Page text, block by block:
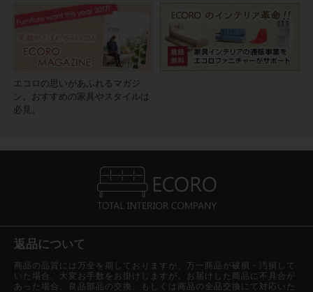
エコロの思いがあふれるマガジ
ン。おすすめの家具やスタイルは
必見。
返品について
商品の品質には万全を期しておりますが、万一商品が破損・汚損して
いた場合、大変お手数をお掛けしますが、お届けした商品に不具合が
あった場合、良品部品の交換、もしくは商品の全品交換にて対応いた